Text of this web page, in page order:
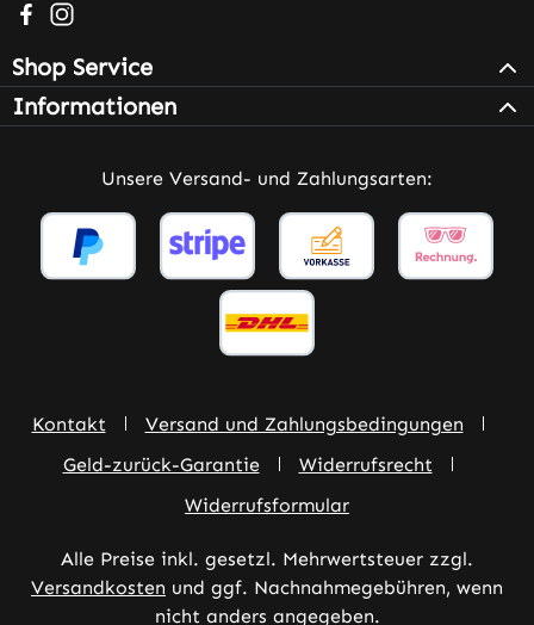
Besuche uns auf Facebook – öffnet in neuem Tab
Schau auf Instagram vorbei – öffnet in neuem Tab
Shop Service
Informationen
Unsere Versand- und Zahlungsarten:
Kontakt
Versand und Zahlungsbedingungen
Geld-zurück-Garantie
Widerrufsrecht
Widerrufsformular
Alle Preise inkl. gesetzl. Mehrwertsteuer zzgl.
Versandkosten und ggf. Nachnahmegebühren, wenn
nicht anders angegeben.